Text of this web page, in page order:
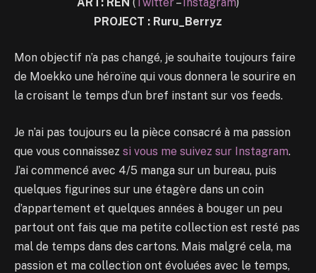
PROJECT : Ruru_Berryz
Mon objectif n’a pas changé, je souhaite toujours faire
de Moekko une héroïne qui vous donnera le sourire en
la croisant le temps d’un bref instant sur vos feeds.
Je n’ai pas toujours eu la pièce consacré à ma passion
que vous connaissez si vous me suivez sur Instagram.
J’ai commencé avec 4/5 manga sur un bureau, puis
quelques figurines sur une étagère dans un coin
d’appartement et quelques années à bouger un peu
partout ont fais que ma petite collection est resté pas
mal de temps dans des cartons. Mais malgré cela, ma
passion et ma collection ont évoluées avec le temps,